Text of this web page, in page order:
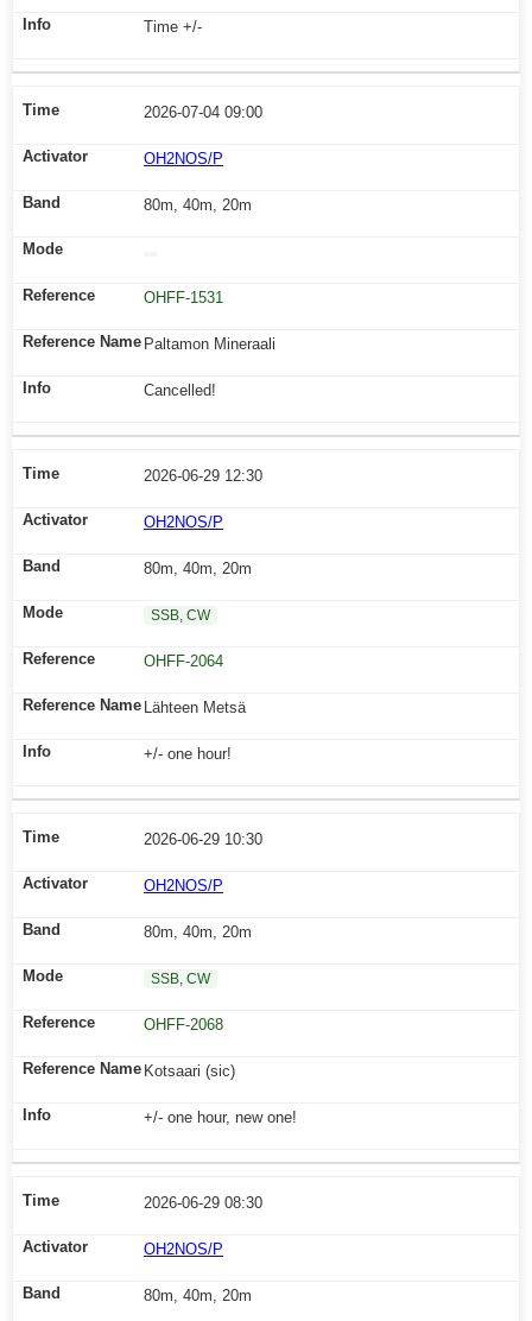
Time +/-
2026-07-04 09:00
OH2NOS/P
80m, 40m, 20m
OHFF-1531
Paltamon Mineraali
Cancelled!
2026-06-29 12:30
OH2NOS/P
80m, 40m, 20m
SSB, CW
OHFF-2064
Lähteen Metsä
+/- one hour!
2026-06-29 10:30
OH2NOS/P
80m, 40m, 20m
SSB, CW
OHFF-2068
Kotsaari (sic)
+/- one hour, new one!
2026-06-29 08:30
OH2NOS/P
80m, 40m, 20m